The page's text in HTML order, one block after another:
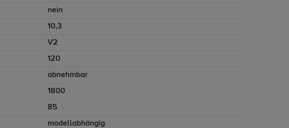
nein
10,3
V2
120
abnehmbar
1800
85
modellabhängig